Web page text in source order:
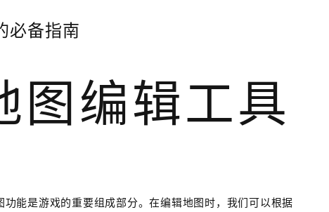
必备指南
图编辑工具
能是游戏的重要组成部分。在编辑地图时，我们可以根据